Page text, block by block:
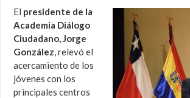
El presidente de la
Academia Diálogo
Ciudadano, Jorge
González, relevó el
acercamiento de los
jóvenes con los
principales centros